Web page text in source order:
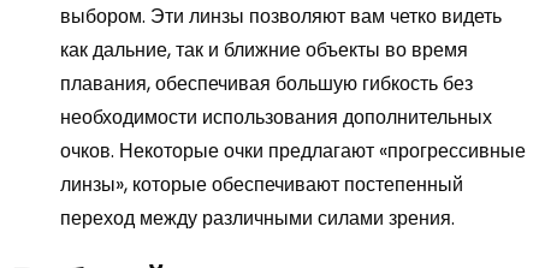
выбором. Эти линзы позволяют вам четко видеть
как дальние, так и ближние объекты во время
плавания, обеспечивая большую гибкость без
необходимости использования дополнительных
очков. Некоторые очки предлагают «прогрессивные
линзы», которые обеспечивают постепенный
переход между различными силами зрения.